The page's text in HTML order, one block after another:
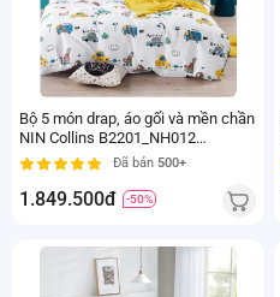
Bộ 5 món drap, áo gối và mền chần
NIN Collins B2201_NH012
(160x200+30cm)Đã bán 500+
1.849.500đ -50%